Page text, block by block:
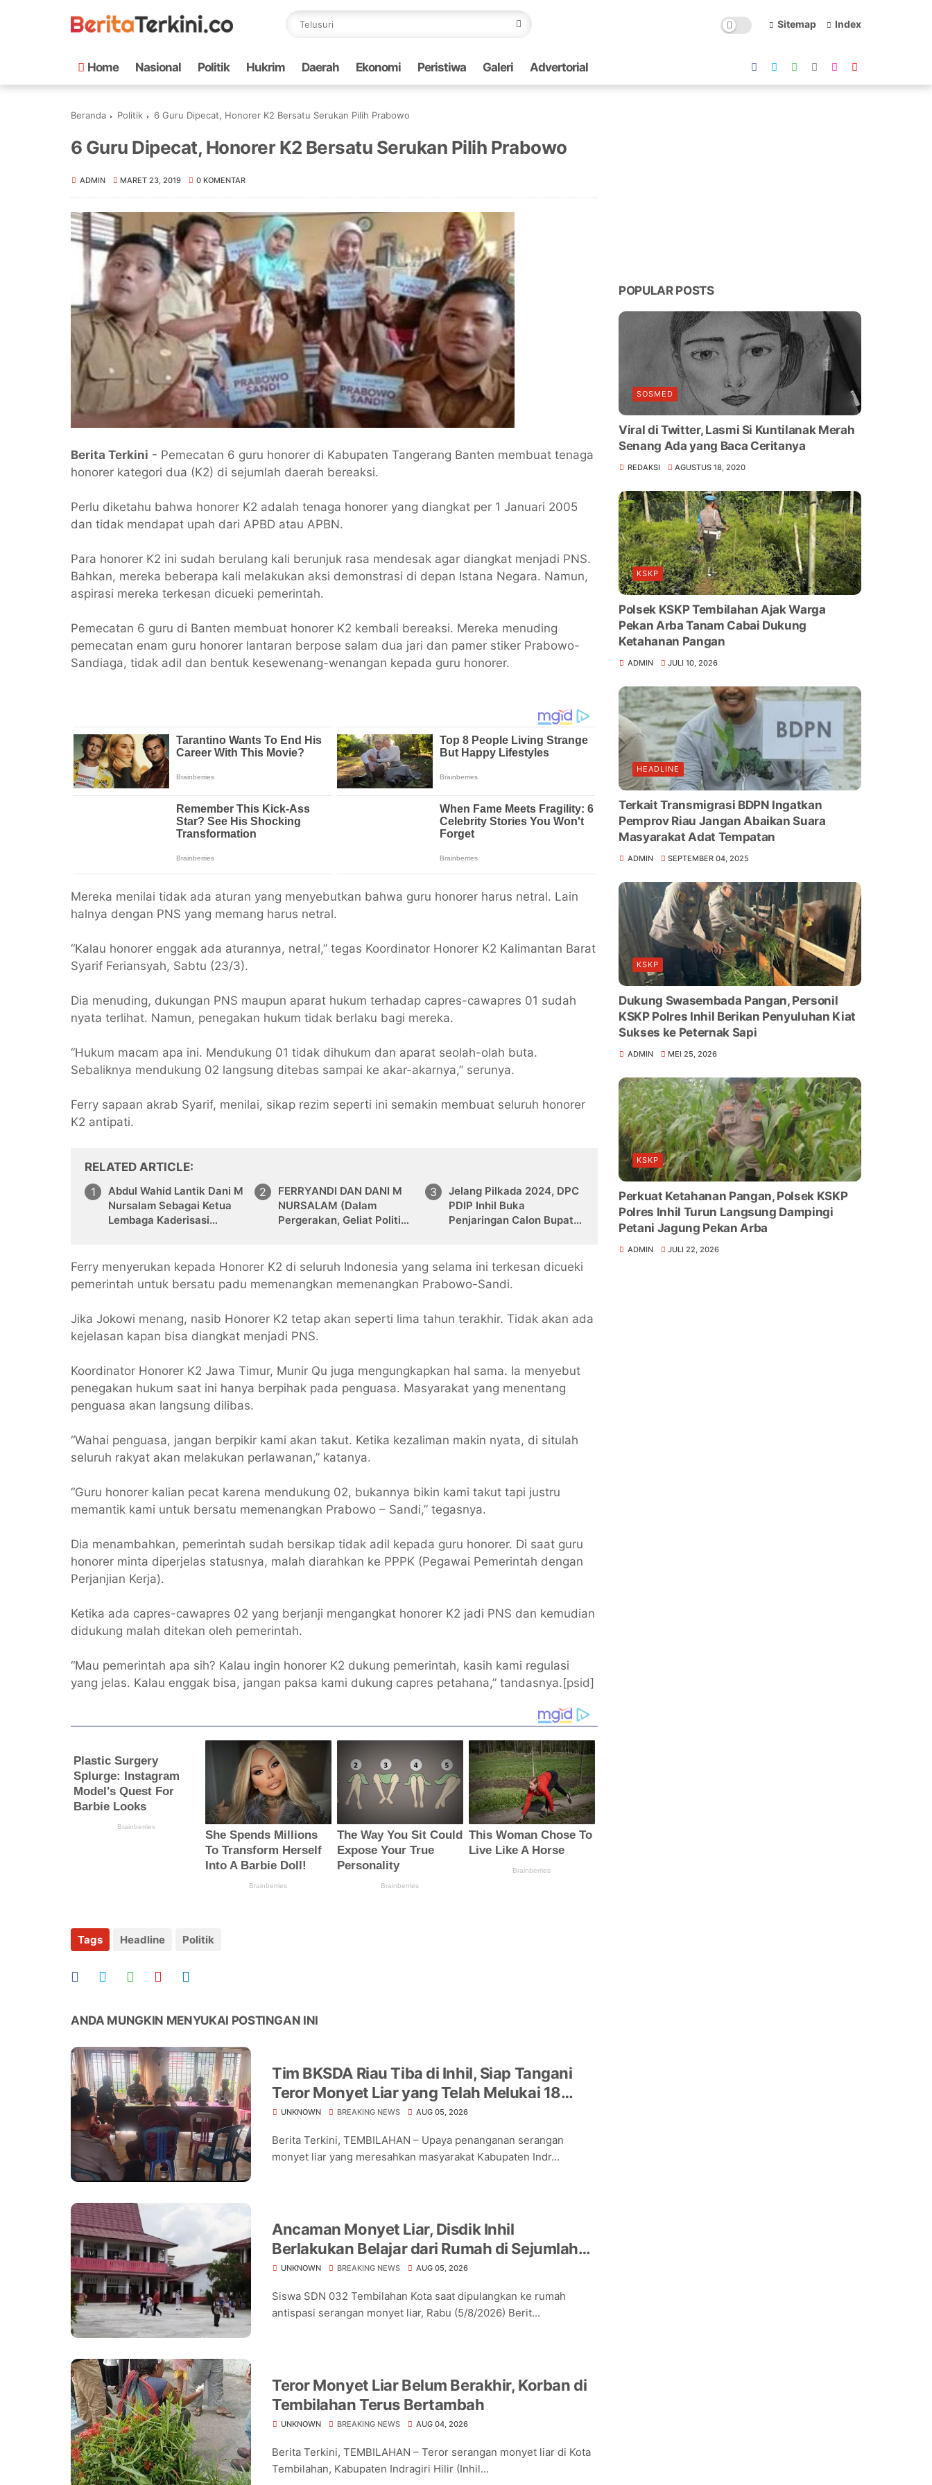
Sitemap Index
Home Nasional Politik Hukrim Daerah Ekonomi Peristiwa Galeri Advertorial
Beranda Politik 6 Guru Dipecat, Honorer K2 Bersatu Serukan Pilih Prabowo
6 Guru Dipecat, Honorer K2 Bersatu Serukan Pilih Prabowo
ADMIN MARET 23, 2019 0 KOMENTAR
Berita Terkini - Pemecatan 6 guru honorer di Kabupaten Tangerang Banten membuat tenaga
honorer kategori dua (K2) di sejumlah daerah bereaksi.
Perlu diketahu bahwa honorer K2 adalah tenaga honorer yang diangkat per 1 Januari 2005
dan tidak mendapat upah dari APBD atau APBN.
Para honorer K2 ini sudah berulang kali berunjuk rasa mendesak agar diangkat menjadi PNS.
Bahkan, mereka beberapa kali melakukan aksi demonstrasi di depan Istana Negara. Namun,
aspirasi mereka terkesan dicueki pemerintah.
Pemecatan 6 guru di Banten membuat honorer K2 kembali bereaksi. Mereka menuding
pemecatan enam guru honorer lantaran berpose salam dua jari dan pamer stiker Prabowo-
Sandiaga, tidak adil dan bentuk kesewenang-wenangan kepada guru honorer.
Mereka menilai tidak ada aturan yang menyebutkan bahwa guru honorer harus netral. Lain
halnya dengan PNS yang memang harus netral.
“Kalau honorer enggak ada aturannya, netral,” tegas Koordinator Honorer K2 Kalimantan Barat
Syarif Feriansyah, Sabtu (23/3).
Dia menuding, dukungan PNS maupun aparat hukum terhadap capres-cawapres 01 sudah
nyata terlihat. Namun, penegakan hukum tidak berlaku bagi mereka.
“Hukum macam apa ini. Mendukung 01 tidak dihukum dan aparat seolah-olah buta.
Sebaliknya mendukung 02 langsung ditebas sampai ke akar-akarnya,” serunya.
Ferry sapaan akrab Syarif, menilai, sikap rezim seperti ini semakin membuat seluruh honorer
K2 antipati.
RELATED ARTICLE
Abdul Wahid Lantik Dani M
Nursalam Sebagai Ketua
Lembaga Kaderisasi
FERRYANDI DAN DANI M
NURSALAM (Dalam
Pergerakan, Geliat Politik
Jelang Pilkada 2024, DPC
PDIP Inhil Buka
Penjaringan Calon Bupati
Ferry menyerukan kepada Honorer K2 di seluruh Indonesia yang selama ini terkesan dicueki
pemerintah untuk bersatu padu memenangkan memenangkan Prabowo-Sandi.
Jika Jokowi menang, nasib Honorer K2 tetap akan seperti lima tahun terakhir. Tidak akan ada
kejelasan kapan bisa diangkat menjadi PNS.
Koordinator Honorer K2 Jawa Timur, Munir Qu juga mengungkapkan hal sama. Ia menyebut
penegakan hukum saat ini hanya berpihak pada penguasa. Masyarakat yang menentang
penguasa akan langsung dilibas.
“Wahai penguasa, jangan berpikir kami akan takut. Ketika kezaliman makin nyata, di situlah
seluruh rakyat akan melakukan perlawanan,” katanya.
“Guru honorer kalian pecat karena mendukung 02, bukannya bikin kami takut tapi justru
memantik kami untuk bersatu memenangkan Prabowo – Sandi,” tegasnya.
Dia menambahkan, pemerintah sudah bersikap tidak adil kepada guru honorer. Di saat guru
honorer minta diperjelas statusnya, malah diarahkan ke PPPK (Pegawai Pemerintah dengan
Perjanjian Kerja).
Ketika ada capres-cawapres 02 yang berjanji mengangkat honorer K2 jadi PNS dan kemudian
didukung malah ditekan oleh pemerintah.
“Mau pemerintah apa sih? Kalau ingin honorer K2 dukung pemerintah, kasih kami regulasi
yang jelas. Kalau enggak bisa, jangan paksa kami dukung capres petahana,” tandasnya.[psid]
Tags Headline Politik
ANDA MUNGKIN MENYUKAI POSTINGAN INI
Tim BKSDA Riau Tiba di Inhil, Siap Tangani
Teror Monyet Liar yang Telah Melukai 18
Warga
UNKNOWN BREAKING NEWS AUG 05, 2026
Berita Terkini, TEMBILAHAN – Upaya penanganan serangan
monyet liar yang meresahkan masyarakat Kabupaten Indr...
Ancaman Monyet Liar, Disdik Inhil
Berlakukan Belajar dari Rumah di Sejumlah
Sekolah Tembilahan
UNKNOWN BREAKING NEWS AUG 05, 2026
Siswa SDN 032 Tembilahan Kota saat dipulangkan ke rumah
antispasi serangan monyet liar, Rabu (5/8/2026) Berit...
Teror Monyet Liar Belum Berakhir, Korban di
Tembilahan Terus Bertambah
UNKNOWN BREAKING NEWS AUG 04, 2026
Berita Terkini, TEMBILAHAN – Teror serangan monyet liar di Kota
Tembilahan, Kabupaten Indragiri Hilir (Inhil...
POPULAR POSTS
SOSMED
Viral di Twitter, Lasmi Si Kuntilanak Merah
Senang Ada yang Baca Ceritanya
REDAKSI AGUSTUS 18, 2020
KSKP
Polsek KSKP Tembilahan Ajak Warga
Pekan Arba Tanam Cabai Dukung
Ketahanan Pangan
ADMIN JULI 10, 2026
HEADLINE
Terkait Transmigrasi BDPN Ingatkan
Pemprov Riau Jangan Abaikan Suara
Masyarakat Adat Tempatan
ADMIN SEPTEMBER 04, 2025
KSKP
Dukung Swasembada Pangan, Personil
KSKP Polres Inhil Berikan Penyuluhan Kiat
Sukses ke Peternak Sapi
ADMIN MEI 25, 2026
KSKP
Perkuat Ketahanan Pangan, Polsek KSKP
Polres Inhil Turun Langsung Dampingi
Petani Jagung Pekan Arba
ADMIN JULI 22, 2026